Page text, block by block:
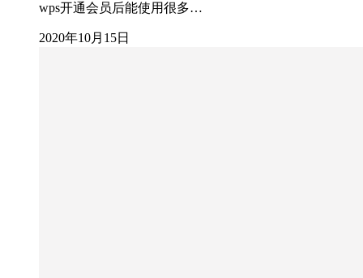
wps开通会员后能使用很多…
2020年10月15日